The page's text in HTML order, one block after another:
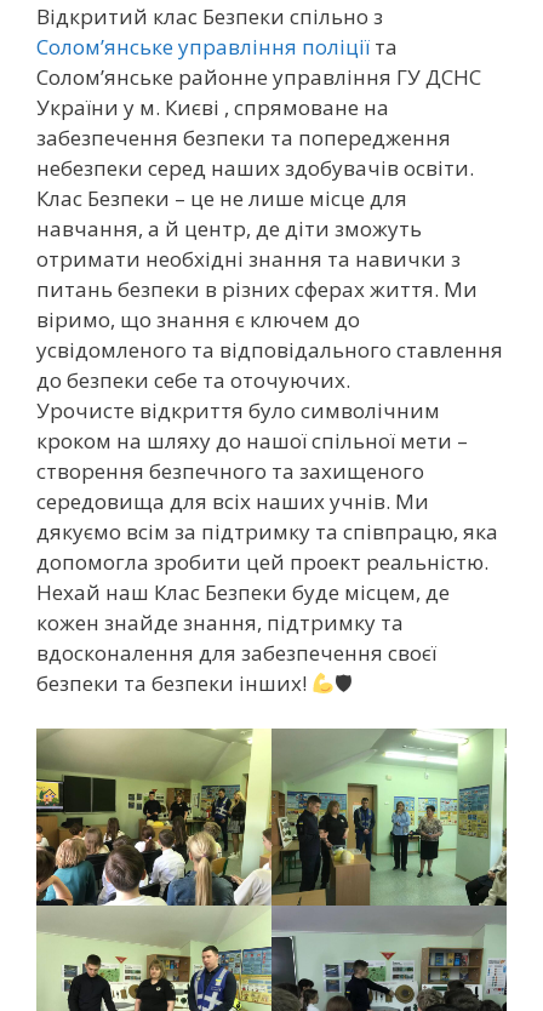
Відкритий клас Безпеки спільно з
Солом’янське управління поліції та
Солом’янське районне управління ГУ ДСНС
України у м. Києві , спрямоване на
забезпечення безпеки та попередження
небезпеки серед наших здобувачів освіти.
Клас Безпеки – це не лише місце для
навчання, а й центр, де діти зможуть
отримати необхідні знання та навички з
питань безпеки в різних сферах життя. Ми
віримо, що знання є ключем до
усвідомленого та відповідального ставлення
до безпеки себе та оточуючих.
Урочисте відкриття було символічним
кроком на шляху до нашої спільної мети –
створення безпечного та захищеного
середовища для всіх наших учнів. Ми
дякуємо всім за підтримку та співпрацю, яка
допомогла зробити цей проект реальністю.
Нехай наш Клас Безпеки буде місцем, де
кожен знайде знання, підтримку та
вдосконалення для забезпечення своєї
безпеки та безпеки інших!
🛡